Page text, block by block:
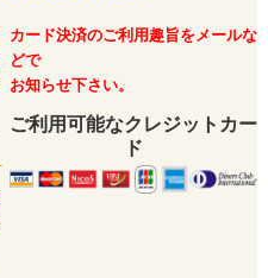
カード決済のご利用趣旨をメールな
どで
お知らせ下さい。
ご利用可能なクレジットカー
ド